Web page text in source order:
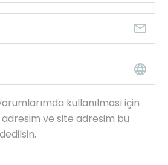
kullanılması için
ve site adresim bu